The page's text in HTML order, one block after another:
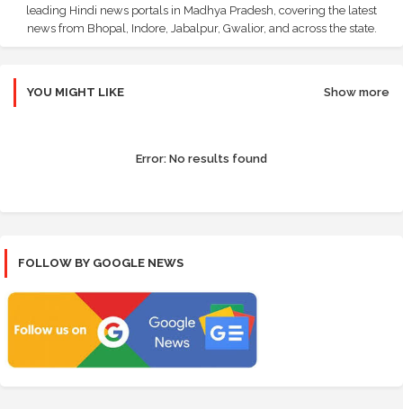
leading Hindi news portals in Madhya Pradesh, covering the latest
news from Bhopal, Indore, Jabalpur, Gwalior, and across the state.
YOU MIGHT LIKE Show more
Error: No results found
FOLLOW BY GOOGLE NEWS